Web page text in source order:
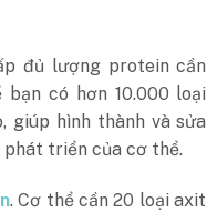
đủ lượng protein cần
có hơn 10.000 loại
giúp hình thành và sửa
triển của cơ thể.
. Cơ thể cần 20 loại axit